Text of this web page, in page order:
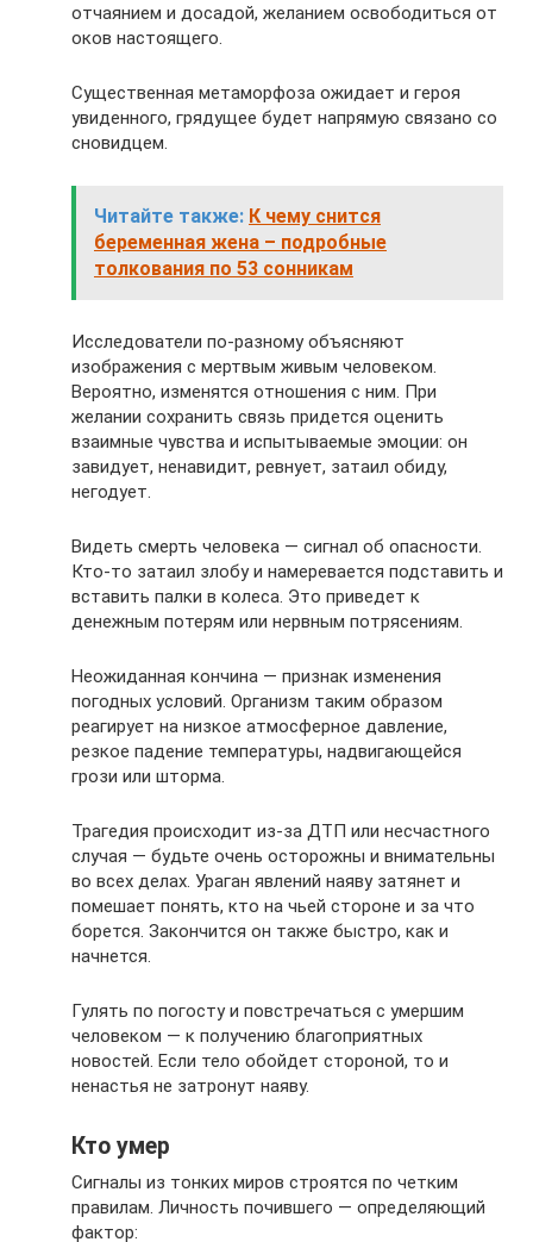
отчаянием и досадой, желанием освободиться от
оков настоящего.
Существенная метаморфоза ожидает и героя
увиденного, грядущее будет напрямую связано со
сновидцем.
Читайте также: К чему снится
беременная жена – подробные
толкования по 53 сонникам
Исследователи по-разному объясняют
изображения с мертвым живым человеком.
Вероятно, изменятся отношения с ним. При
желании сохранить связь придется оценить
взаимные чувства и испытываемые эмоции: он
завидует, ненавидит, ревнует, затаил обиду,
негодует.
Видеть смерть человека — сигнал об опасности.
Кто-то затаил злобу и намеревается подставить и
вставить палки в колеса. Это приведет к
денежным потерям или нервным потрясениям.
Неожиданная кончина — признак изменения
погодных условий. Организм таким образом
реагирует на низкое атмосферное давление,
резкое падение температуры, надвигающейся
грози или шторма.
Трагедия происходит из-за ДТП или несчастного
случая — будьте очень осторожны и внимательны
во всех делах. Ураган явлений наяву затянет и
помешает понять, кто на чьей стороне и за что
борется. Закончится он также быстро, как и
начнется.
Гулять по погосту и повстречаться с умершим
человеком — к получению благоприятных
новостей. Если тело обойдет стороной, то и
ненастья не затронут наяву.
Кто умер
Сигналы из тонких миров строятся по четким
правилам. Личность почившего — определяющий
фактор: